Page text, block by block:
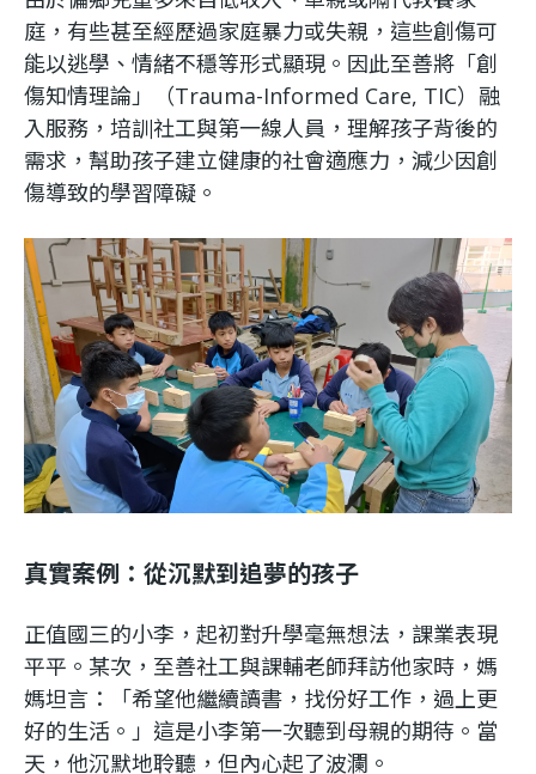
庭，有些甚至經歷過家庭暴力或失親，這些創傷可
能以逃學、情緒不穩等形式顯現。因此至善將「創
傷知情理論」（Trauma-Informed Care, TIC）融
入服務，培訓社工與第一線人員，理解孩子背後的
需求，幫助孩子建立健康的社會適應力，減少因創
傷導致的學習障礙。
真實案例：從沉默到追夢的孩子
正值國三的小李，起初對升學毫無想法，課業表現
平平。某次，至善社工與課輔老師拜訪他家時，媽
媽坦言：「希望他繼續讀書，找份好工作，過上更
好的生活。」這是小李第一次聽到母親的期待。當
天，他沉默地聆聽，但內心起了波瀾。